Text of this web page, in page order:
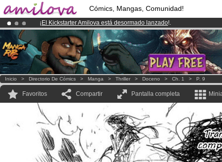
Cómics, Mangas, Comunidad!
¡ El Kickstarter Amilova está desormado lanzado!.
¡Conviertete en Premium por3.95 eurosal mes!Hazte Premium ya
¡Ya tenemos 100000miembrosy 1000 Cómics y Mangas!.
Inicio > Directorio De Cómics > Manga > Thriller > Doceno > Ch. 1 > P. 9
Favoritos Compartir Pantalla completa